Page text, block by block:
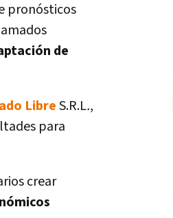
pronósticos
de
LibreS.R.L.,
para
crear